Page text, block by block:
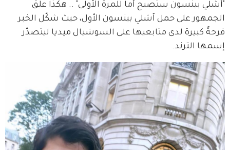
"أشلي بينسون ستصبح أماً للمرة الأولى" .. هكذا علّق
الجمهور على حمل آشلي بينسون الأول، حيث شكّل الخبر
فرحةً كبيرة لدى متابعيها على السوشيال ميديا ليتصدّر
إسمها الترند.